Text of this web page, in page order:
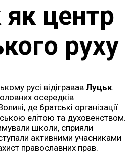
центр
руху
русі відігравав Луцьк.
осередків
де братські організації
елітою та духовенством.
школи, сприяли
активними учасниками
православних прав.